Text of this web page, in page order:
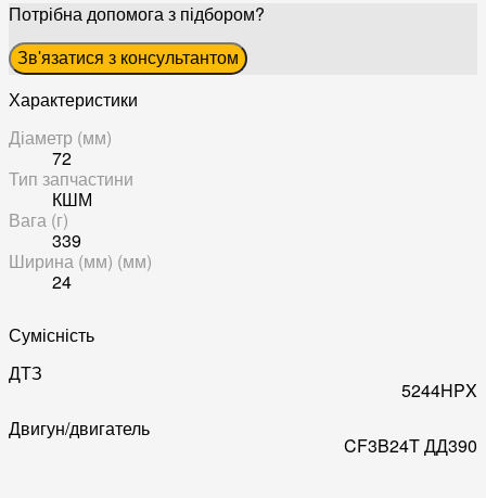
Потрібна допомога з підбором?
Зв'язатися з консультантом
Характеристики
Діаметр (мм)
72
Тип запчастини
КШМ
Вага (г)
339
Ширина (мм) (мм)
24
Сумісність
ДТЗ
5244HPX
Двигун/двигатель
CF3B24TДД390